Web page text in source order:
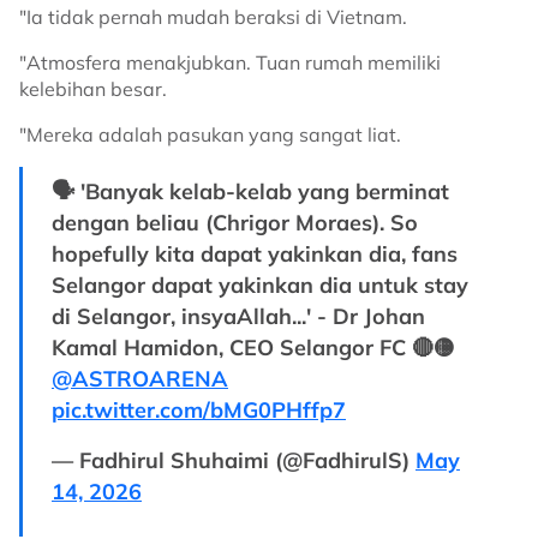
"Ia tidak pernah mudah beraksi di Vietnam.
"Atmosfera menakjubkan. Tuan rumah memiliki
kelebihan besar.
"Mereka adalah pasukan yang sangat liat.
🗣️ 'Banyak kelab-kelab yang berminat
dengan beliau (Chrigor Moraes). So
hopefully kita dapat yakinkan dia, fans
Selangor dapat yakinkan dia untuk stay
di Selangor, insyaAllah...' - Dr Johan
Kamal Hamidon, CEO Selangor FC 🔴🟡
@ASTROARENA
pic.twitter.com/bMG0PHffp7
— Fadhirul Shuhaimi (@FadhirulS) May
14, 2026